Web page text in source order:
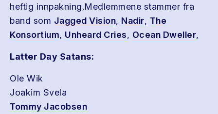
heftig innpakning.Medlemmene stammer fra
band som Jagged Vision, Nadir, The
Konsortium, Unheard Cries, Ocean Dweller,
Latter Day Satans:
Ole Wik
Joakim Svela
Tommy Jacobsen